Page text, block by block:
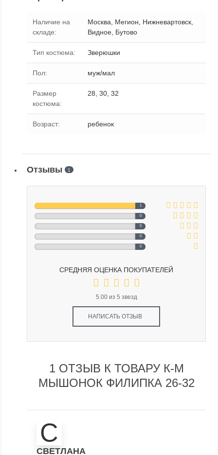
Наличие на
складе:
Москва, Мегион, Нижневартовск,
Видное, Бутово
Тип костюма: Зверюшки
Пол: муж/мал
Размер
костюма:
28, 30, 32
Возраст: ребенок
Отзывы 1
1
0
0
0
0
СРЕДНЯЯ ОЦЕНКА ПОКУПАТЕЛЕЙ
5.00 из 5 звезд
НАПИСАТЬ ОТЗЫВ
1 ОТЗЫВ К ТОВАРУ К-М
МЫШОНОК ФИЛИПКА 26-32
С
СВЕТЛАНА